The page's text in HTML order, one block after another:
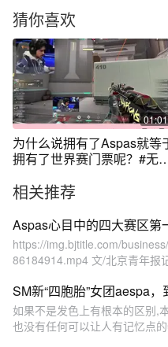
猜你喜欢
01:01
为什么说拥有了Aspas就等
拥有了世界赛门票呢？#无
#VCTCN二路解说 #瓦学弟
相关推荐
Aspas心目中的四大赛区
https://img.bjtitle.com/
86184914.mp4 文/北京青年报
SM新“四胞胎”女团aespa
如果不是发色上有根本的区别,
也没有任何可以让人有记忆点